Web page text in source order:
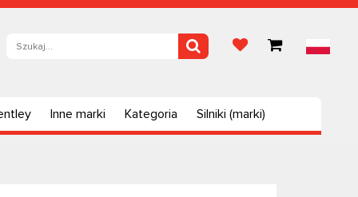
Inne marki Kategoria Silniki (marki)